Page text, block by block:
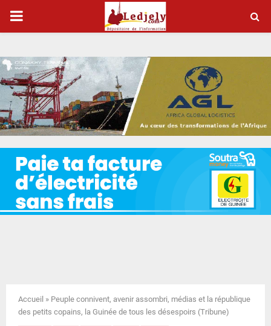
P
I
M
A
R
Y
N
Accueil » Peuple connivent, avenir assombri, médias et la république
des petits copains, la Guinée de tous les désespoirs (Tribune)